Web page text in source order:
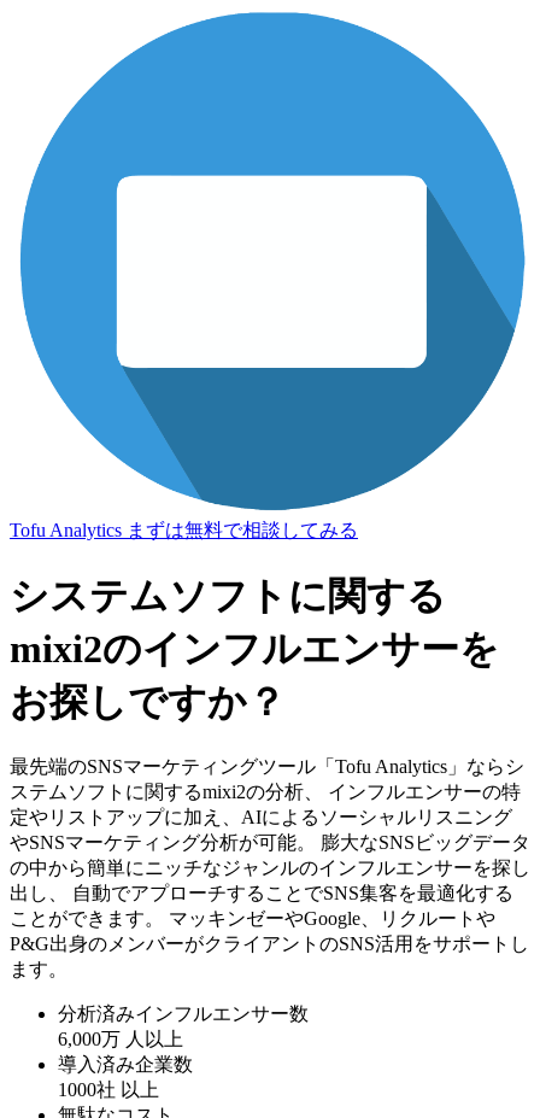
Tofu Analytics まずは無料で相談してみる
システムソフトに関する
mixi2のインフルエンサーを
お探しですか？
最先端のSNSマーケティングツール「Tofu Analytics」ならシ
ステムソフトに関するmixi2の分析、 インフルエンサーの特
定やリストアップに加え、AIによるソーシャルリスニング
やSNSマーケティング分析が可能。 膨大なSNSビッグデータ
の中から簡単にニッチなジャンルのインフルエンサーを探し
出し、 自動でアプローチすることでSNS集客を最適化する
ことができます。 マッキンゼーやGoogle、リクルートや
P&G出身のメンバーがクライアントのSNS活用をサポートし
ます。
分析済みインフルエンサー数
6,000万 人以上
導入済み企業数
1000社 以上